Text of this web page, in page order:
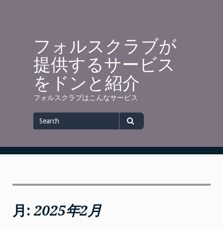
フォルスクラブが
提供するサービス
をドンと紹介
フォルスクラブはこんなサービス
for
月:2025年2月